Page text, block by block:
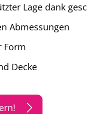
Lage dank
Abmessungen
Form
Decke